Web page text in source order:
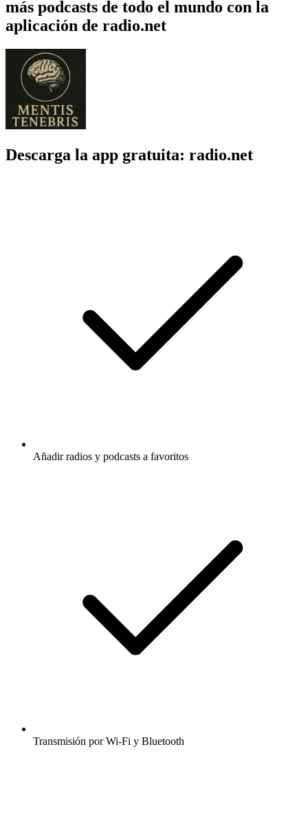
más podcasts de todo el mundo con la
aplicación de radio.net
Descarga la app gratuita: radio.net
Añadir radios y podcasts a favoritos
Transmisión por Wi-Fi y Bluetooth